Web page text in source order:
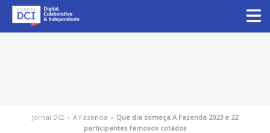
Jornal DCI › A Fazenda › Que dia começa A Fazenda 2023 e 22
participantes famosos cotados